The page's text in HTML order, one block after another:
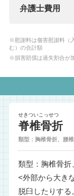
弁護士費用
※慰謝料は傷害慰謝料（
む）の合計額
※損害賠償は過失割合が
せきついこっせつ
脊椎骨折
類型：胸椎骨折、腰
類型：胸椎骨折
<外部から大き
脱臼したりする